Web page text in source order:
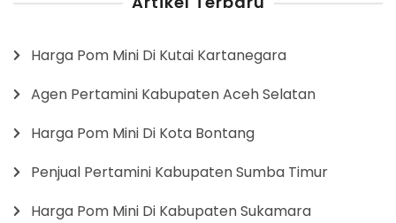
Harga Pom Mini Di Kutai Kartanegara
Agen Pertamini Kabupaten Aceh Selatan
Harga Pom Mini Di Kota Bontang
Penjual Pertamini Kabupaten Sumba Timur
Harga Pom Mini Di Kabupaten Sukamara